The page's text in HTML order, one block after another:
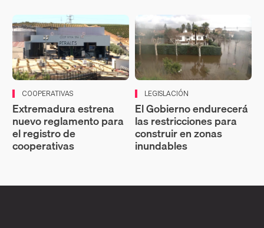
COOPERATIVAS
Extremadura estrena
nuevo reglamento para
el registro de
cooperativas
LEGISLACIÓN
El Gobierno endurecerá
las restricciones para
construir en zonas
inundables